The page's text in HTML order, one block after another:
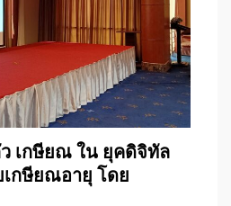
เกษียณ ใน ยุคดิจิทัล
กษียณอายุ โดย